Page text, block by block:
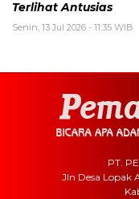
Terlihat Antusias
Senin, 13 Jul 2026 - 11:35 WIB
PT.
Jln Desa Lopak